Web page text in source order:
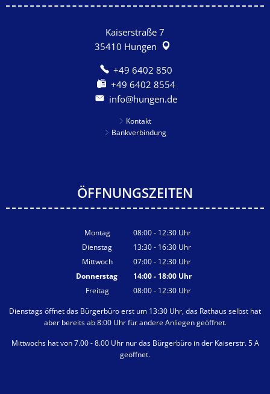
Kaiserstraße 7
35410 Hungen
+49 6402 850
+49 6402 8554
info@hungen.de
Kontakt
Bankverbindung
ÖFFNUNGSZEITEN
Montag 08:00- 12:30 Uhr
Von 08:00 bis 12:30 Uhr
Dienstag 13:30- 16:30 Uhr
Von 13:30 bis 16:30 Uhr
Mittwoch 07:00- 12:30 Uhr
Von 07:00 bis 12:30 Uhr
Donnerstag 14:00- 18:00Uhr
Von 14:00 bis 18:00 Uhr
Freitag 08:00- 12:30 Uhr
Dienstags öffnet das Bürgerbüro erst um 13:30 Uhr, das Rathaus selbst hat
aber bereits ab 8:00 Uhr für andere Anliegen geöffnet.
Mittwochs hat von 7.00 - 8.00 Uhr nur das Bürgerbüro in der Kaiserstr. 5 A
geöffnet.